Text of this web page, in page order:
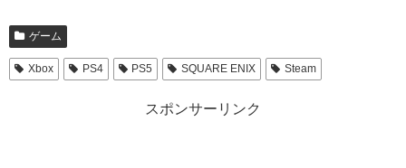
ゲーム
Xbox PS4 PS5 SQUARE ENIX Steam
スポンサーリンク